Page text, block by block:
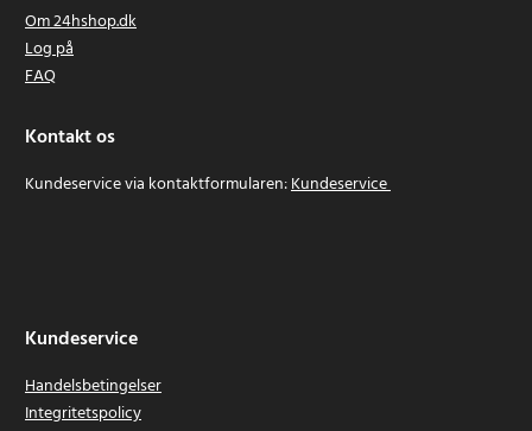
Om 24hshop.dk
Log på
FAQ
Kontakt os
Kundeservice via kontaktformularen:Kundeservice
Kundeservice
Handelsbetingelser
Integritetspolicy